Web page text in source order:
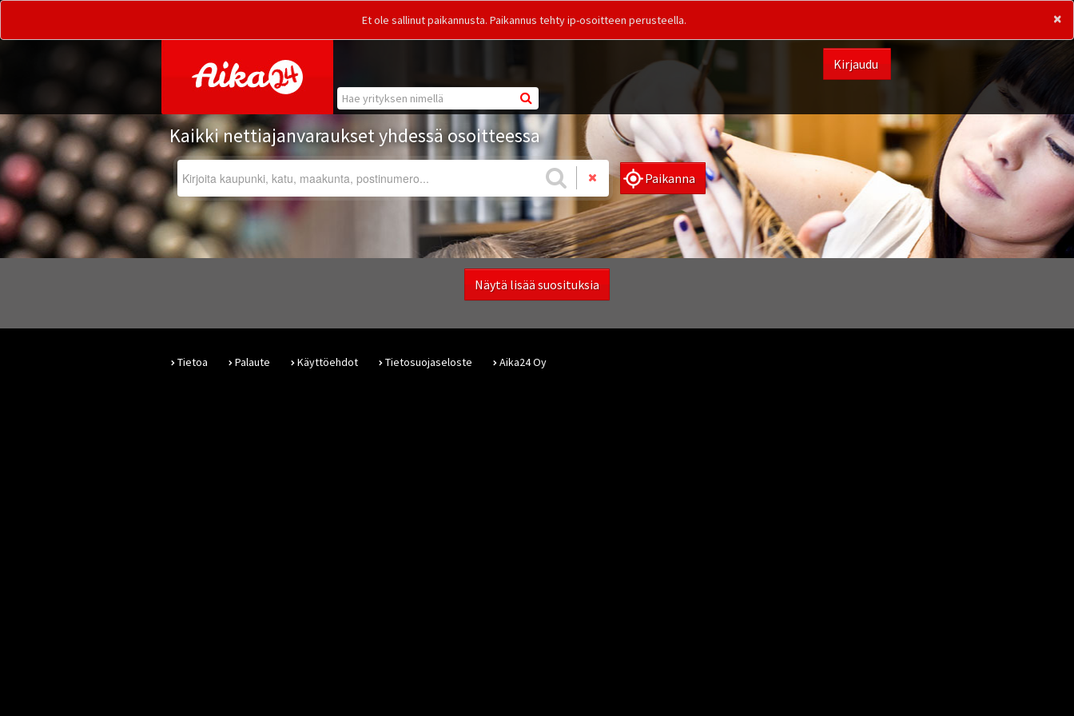
Hyppää pääsisältöön ×
Et ole sallinut paikannusta. Paikannus tehty ip-osoitteen perusteella.
Kirjaudu
Kaikki nettiajanvaraukset yhdessä osoitteessa
Paikanna
Näytä lisää suosituksia
Tietoa Palaute Käyttöehdot Tietosuojaseloste Aika24 Oy